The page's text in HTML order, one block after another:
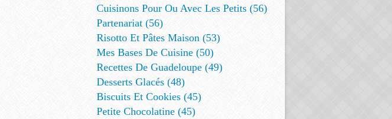
Cuisinons Pour Ou Avec Les Petits (56)
Partenariat (56)
Risotto Et Pâtes Maison (53)
Mes Bases De Cuisine (50)
Recettes De Guadeloupe (49)
Desserts Glacés (48)
Biscuits Et Cookies (45)
Petite Chocolatine (45)